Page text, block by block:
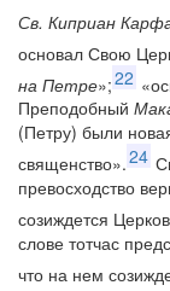
Св. Киприан
основал Свою
на Петре»;22
Преподобный
(Петру) были
священство».24
превосходство
созиждется
слове тотчас
что на нем